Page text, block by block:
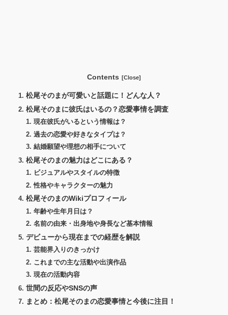
Contents
松尾そのまが可愛いと話題に！どんな人？
松尾そのまに彼氏はいるの？恋愛事情を調査
現在彼氏がいるという情報は？
過去の恋愛や好きなタイプは？
結婚願望や理想の相手について
松尾そのまの魅力はどこにある？
ビジュアルやスタイルの特徴
性格やキャラクターの魅力
松尾そのまのWikiプロフィール
年齢や生年月日は？
名前の由来・出身地や身長など基本情報
デビューから現在までの経歴を解説
芸能界入りのきっかけ
これまでの主な活動や出演作品
現在の活動内容
世間の反応やSNSの声
まとめ：松尾そのまの恋愛事情と今後に注目！